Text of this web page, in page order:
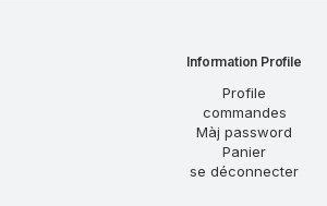
Information Profile
Profile
commandes
Màj password
Panier
se déconnecter